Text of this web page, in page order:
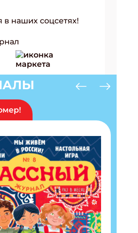
наших соцсетях!